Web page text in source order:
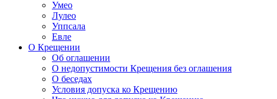
Умео
Лулео
Уппсала
Евле
О Крещении
Об оглашении
О недопустимости Крещения без оглашения
О беседах
Условия допуска ко Крещению